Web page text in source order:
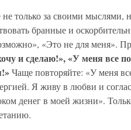
только за своими мыслями,
бранные и
«Это не для меня».
и сделаю!», «У меня все
Чаще повторяйте: «У меня
Я живу в любви и
денег в моей жизни».